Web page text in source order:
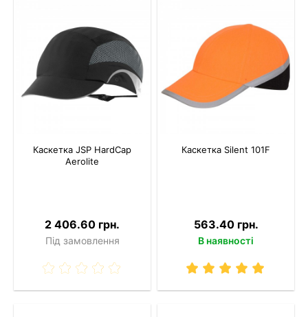
Каскетка JSP HardCap
Aerolite
2 406.60 грн.
Під замовлення
Каскетка Silent 101F
563.40 грн.
В наявності